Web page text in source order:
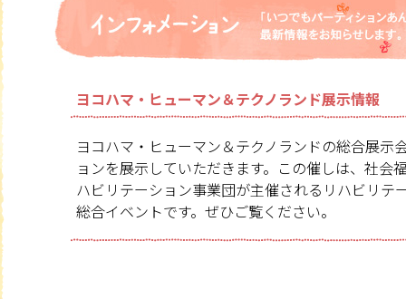
ヨコハマ・ヒューマン＆テクノランド展示情報
ヨコハマ・ヒューマン＆テクノランドの総合展示
ョンを展示していただきます。この催しは、社会
ハビリテーション事業団が主催されるリハビリテ
総合イベントです。ぜひご覧ください。